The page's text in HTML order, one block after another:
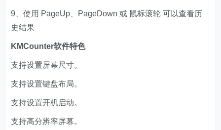
9、使用 PageUp、PageDown 或 鼠标滚轮 可以查看历
史结果
KMCounter软件特色
支持设置屏幕尺寸。
支持设置键盘布局。
支持设置开机启动。
支持高分辨率屏幕。